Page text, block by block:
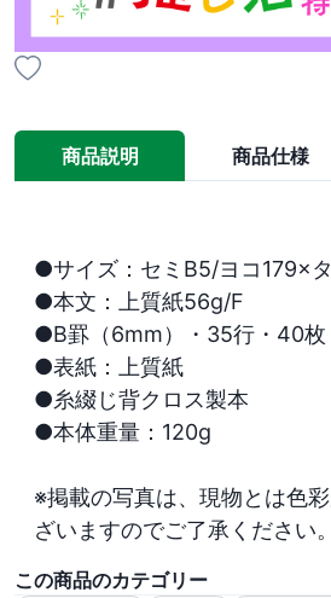
商品説明 商品仕様
●サイズ：セミB5/ヨコ179×
●本文：上質紙56g/F
●B罫（6mm）・35行・40枚
●表紙：上質紙
●糸綴じ背クロス製本
●本体重量：120g
※掲載の写真は、現物とは色
ざいますのでご了承ください。
この商品のカテゴリー